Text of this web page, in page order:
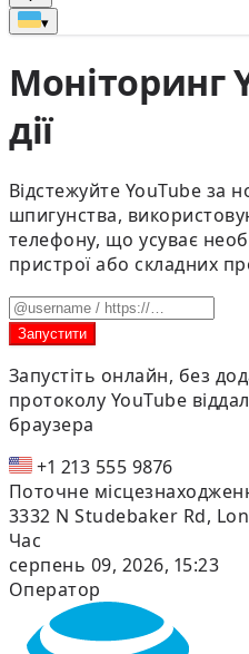
▾
Моніторинг
дії
Відстежуйте YouTube за
шпигунства,
телефону, що усуває
пристрої або складних
Запустити
Запустіть онлайн, без
протоколу YouTube
браузера
+1 213 555 9876
Поточне
3332 N Studebaker Rd,
Час
серпень 09, 2026, 15:23
Оператор